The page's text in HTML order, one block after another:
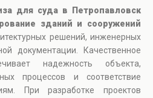
для суда в Петропавловск
зданий и сооружений
решений, инженерных
документации. Качественное
надежность объекта,
процессов и соответствие
При разработке проектов